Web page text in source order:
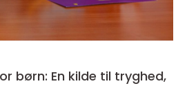
børn: En kilde til tryghed,